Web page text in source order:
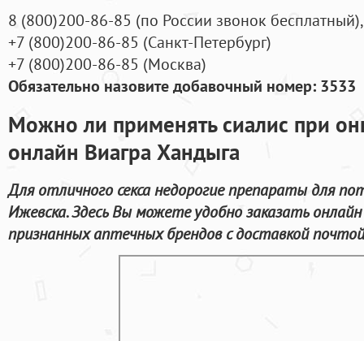
8 (800)200-86-85 (по России звонок бесплатный),
+7 (800)200-86-85 (Санкт-Петербург)
+7 (800)200-86-85 (Москва)
Обязательно назовите добавочный номер: 3533
Можно ли применять сиалис при
онлайн Виагра Хандыга
Для отличного секса недорогие препараты для
Ижевска. Здесь Вы можете удобно заказать
признанных аптечных брендов с доставкой